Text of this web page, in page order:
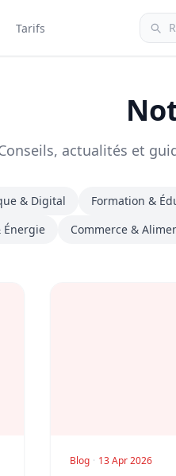
Tarifs
actualités et
& Digital Formation &
Énergie Commerce &
Blog · 13 Apr 2026